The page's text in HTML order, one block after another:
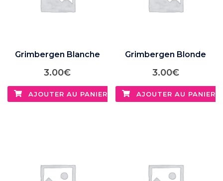
Grimbergen Blanche
3.00€
AJOUTER AU PANIER
Grimbergen Blonde
3.00€
AJOUTER AU PANIER